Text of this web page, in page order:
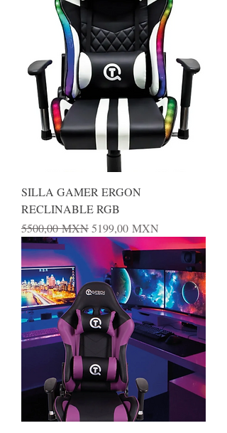
SILLA GAMER ERGON
RECLINABLE RGB
Precio
5500,00 MXNPrecio de oferta
5199,00 MXN